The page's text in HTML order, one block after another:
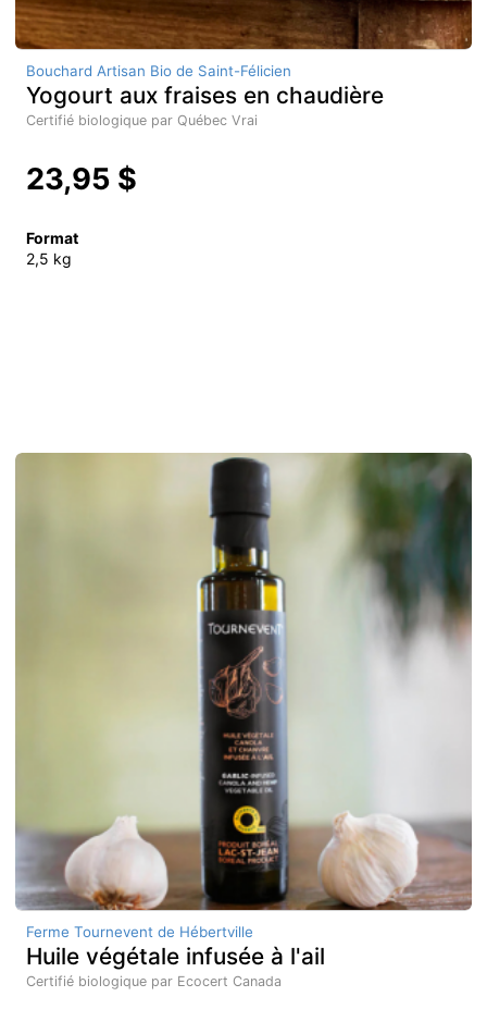
Bouchard Artisan Bio de Saint-Félicien
Yogourt aux fraises en chaudière
Certifié biologique par Québec Vrai
23,95 $
Format
2,5 kg
Ferme Tournevent de Hébertville
Huile végétale infusée à l'ail
Certifié biologique par Ecocert Canada